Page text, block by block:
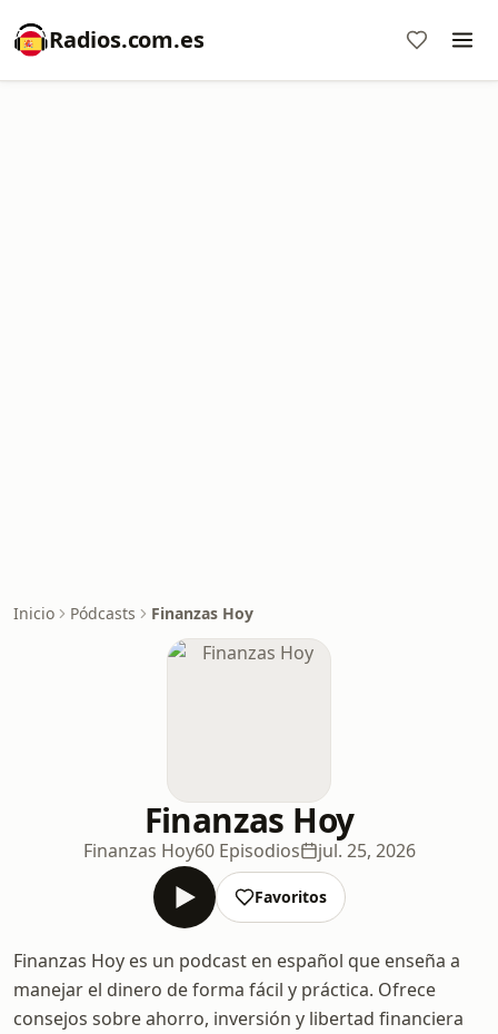
Radios.com.es
Inicio Pódcasts Finanzas Hoy
Finanzas Hoy
Finanzas Hoy60 Episodios jul. 25, 2026
Favoritos
Finanzas Hoy es un podcast en español que enseña a
manejar el dinero de forma fácil y práctica. Ofrece
consejos sobre ahorro, inversión y libertad financiera